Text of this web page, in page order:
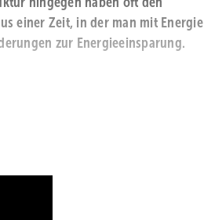
einer Zeit, in der man mit Energie
zur Energieeinsparung.